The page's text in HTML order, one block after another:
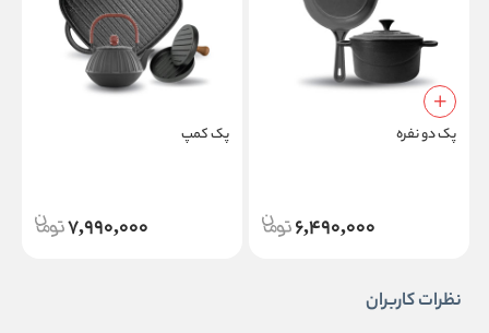
پک دو نفره
6,490,000
پک کمپ
7,990,000
نظرات کاربران